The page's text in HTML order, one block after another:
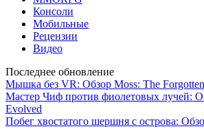
Консоли
Мобильные
Рецензии
Видео
Последнее обновление
Мышка без VR: Обзор Moss: The
Мастер Чиф против фиолетовых лучей:
Evolved
Побег хвостатого шершня с острова: